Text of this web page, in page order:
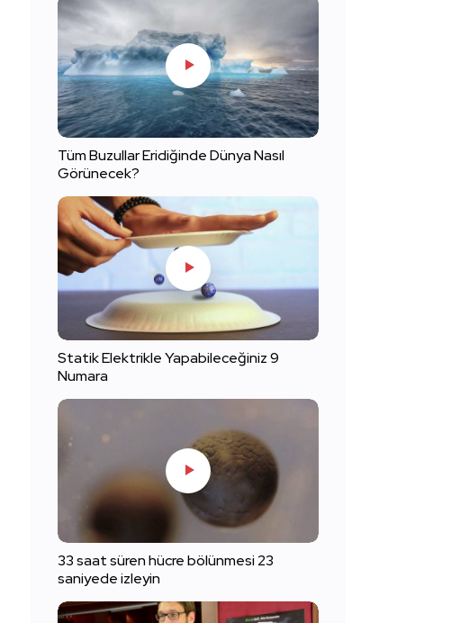
Tüm Buzullar Eridiğinde Dünya Nasıl
Görünecek?
Statik Elektrikle Yapabileceğiniz 9
Numara
33 saat süren hücre bölünmesi 23
saniyede izleyin